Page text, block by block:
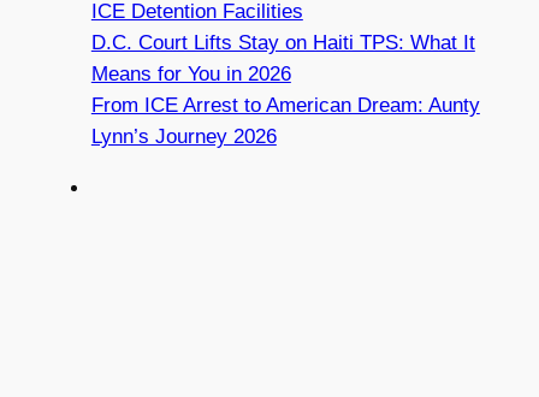
ICE Detention Facilities
D.C. Court Lifts Stay on Haiti TPS: What It
Means for You in 2026
From ICE Arrest to American Dream: Aunty
Lynn’s Journey 2026